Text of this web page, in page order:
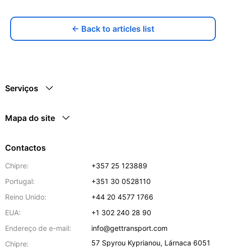
← Back to articles list
Serviços
Mapa do site
Contactos
Chipre:
+357 25 123889
Portugal:
+351 30 0528110
Reino Unido:
+44 20 4577 1766
EUA:
+1 302 240 28 90
Endereço de e-mail:
info@gettransport.com
Chipre:
57 Spyrou Kyprianou, Lárnaca 6051